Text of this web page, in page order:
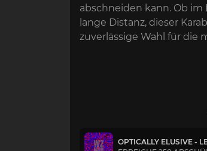
abschneiden kann. Ob
lange Distanz, dieser
zuverlässige Wahl für die
OPTICALLY ELUSIVE -